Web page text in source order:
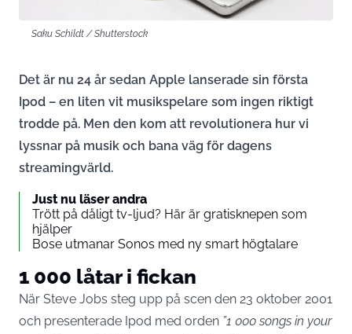
Saku Schildt / Shutterstock
Det är nu 24 år sedan Apple lanserade sin första
Ipod – en liten vit musikspelare som ingen riktigt
trodde på. Men den kom att revolutionera hur vi
lyssnar på musik och bana väg för dagens
streamingvärld.
Just nu läser andra
Trött på dåligt tv-ljud? Här är gratisknepen som
hjälper
Bose utmanar Sonos med ny smart högtalare
1 000 låtar i fickan
När Steve Jobs steg upp på scen den 23 oktober 2001
och presenterade Ipod med orden ”1 000 songs in your